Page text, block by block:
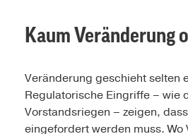
Kaum Veränderung
Veränderung geschieht selten
Regulatorische Eingriffe – wie
Vorstandsriegen – zeigen,
eingefordert werden muss.